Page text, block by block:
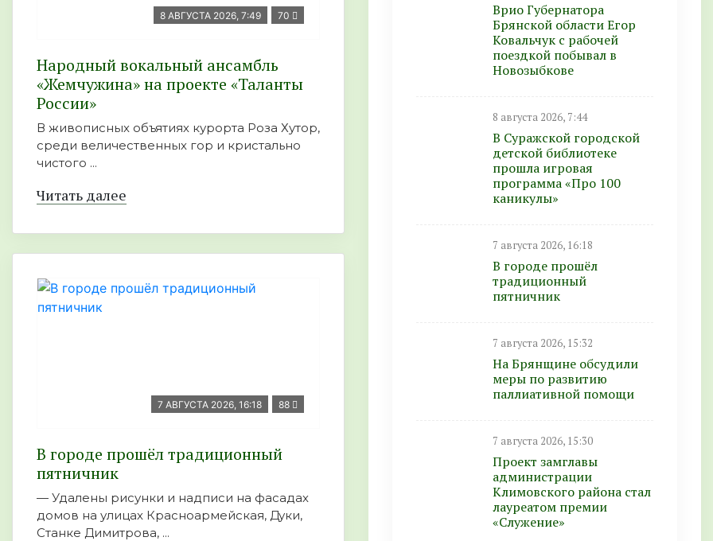
8 АВГУСТА 2026, 7:49 70
Народный вокальный ансамбль
«Жемчужина» на проекте «Таланты
России»
В живописных объятиях курорта Роза Хутор,
среди величественных гор и кристально
чистого ...
Читать далее
7 АВГУСТА 2026, 16:18 88
В городе прошёл традиционный
пятничник
— Удалены рисунки и надписи на фасадах
домов на улицах Красноармейская, Дуки,
Станке Димитрова, ...
Врио Губернатора
Брянской области Егор
Ковальчук с рабочей
поездкой побывал в
Новозыбкове
8 августа 2026, 7:44
В Суражской городской
детской библиотеке
прошла игровая
программа «Про 100
каникулы»
7 августа 2026, 16:18
В городе прошёл
традиционный
пятничник
7 августа 2026, 15:32
На Брянщине обсудили
меры по развитию
паллиативной помощи
7 августа 2026, 15:30
Проект замглавы
администрации
Климовского района стал
лауреатом премии
«Служение»